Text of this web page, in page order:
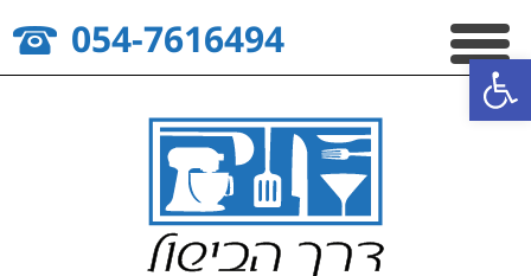
פתח סרגל נגישות
054-7616494